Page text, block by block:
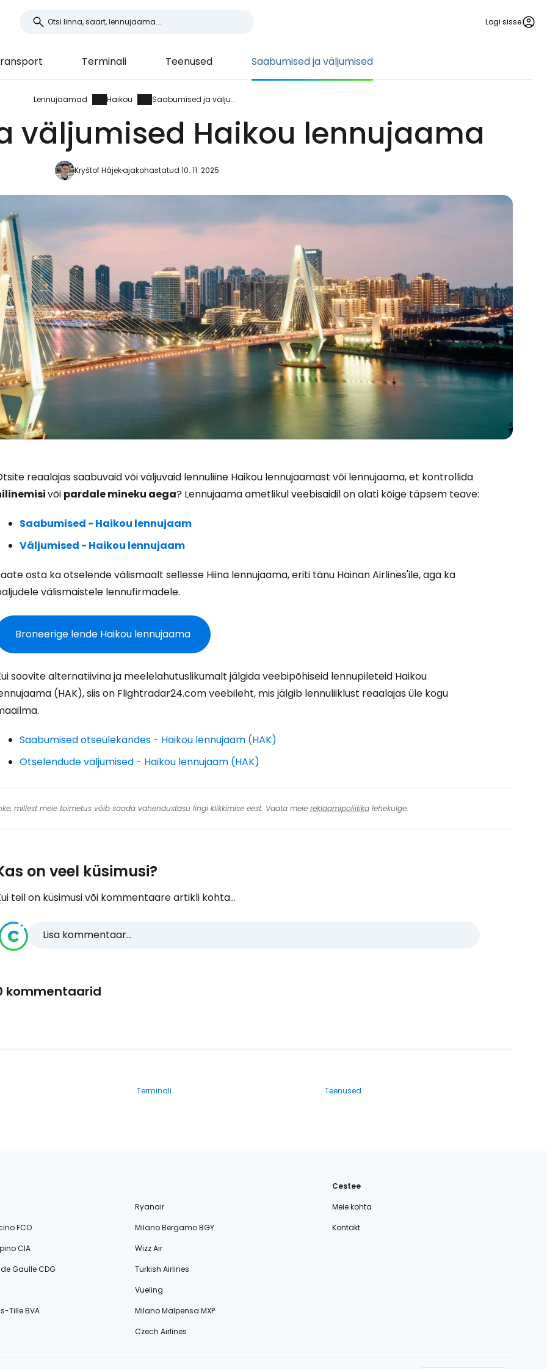
Logi sisse
Terminali Teenused Saabumised ja väljumised
Lennujaamad Haikou Saabumised ja väljumised
väljumised Haikou lennujaama
Kryštof Hájekajakohastatud 10. 11. 2025
reaalajas saabuvaid või väljuvaid lennuliine Haikou lennujaamast või lennujaama, et kontrollida
või pardale mineku aega? Lennujaama ametlikul veebisaidil on alati kõige täpsem teave:
Saabumised - Haikou lennujaam
Väljumised - Haikou lennujaam
osta ka otselende välismaalt sellesse Hiina lennujaama, eriti tänu Hainan Airlines'ile, aga ka
välismaistele lennufirmadele.
Broneerige lende Haikou lennujaama
soovite alternatiivina ja meelelahutuslikumalt jälgida veebipõhiseid lennupileteid Haikou
(HAK), siis on Flightradar24.com veebileht, mis jälgib lennuliiklust reaalajas üle kogu
Saabumised otseülekandes - Haikou lennujaam (HAK)
Otselendude väljumised - Haikou lennujaam (HAK)
millest meie toimetus võib saada vahendustasu lingi klikkimise eest. Vaata meie reklaamipoliitikalehekülge.
on veel küsimusi?
teil on küsimusi või kommentaare artikli kohta...
Lisa kommentaar...
kommentaarid
Terminali Teenused
Ryanair
FCO
Milano Bergamo BGY
CIA
Wizz Air
Gaulle CDG
Turkish Airlines
Vueling
Tille BVA
Milano Malpensa MXP
Czech Airlines
Cestee
Meie kohta
Kontakt
Logi sisse Cestee'sse
... ülemaailmne reisikogukond